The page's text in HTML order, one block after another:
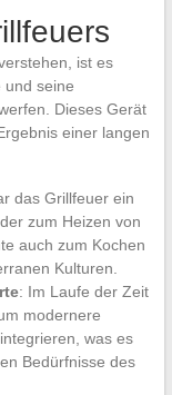
ist es
und seine
Dieses Gerät
einer langen
das Grillfeuer ein
zum Heizen von
auch zum Kochen
Kulturen.
: Im Laufe der Zeit
modernere
was es
Bedürfnisse des